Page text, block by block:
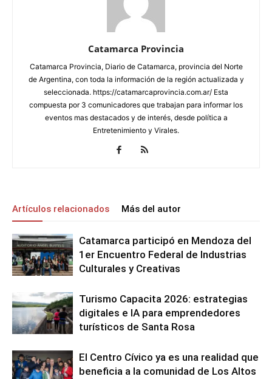
Catamarca Provincia
Catamarca Provincia, Diario de Catamarca, provincia del Norte
de Argentina, con toda la información de la región actualizada y
seleccionada. https://catamarcaprovincia.com.ar/ Esta
compuesta por 3 comunicadores que trabajan para informar los
eventos mas destacados y de interés, desde política a
Entretenimiento y Virales.
Artículos relacionados Más del autor
Catamarca participó en Mendoza del
1er Encuentro Federal de Industrias
Culturales y Creativas
Turismo Capacita 2026: estrategias
digitales e IA para emprendedores
turísticos de Santa Rosa
El Centro Cívico ya es una realidad que
beneficia a la comunidad de Los Altos